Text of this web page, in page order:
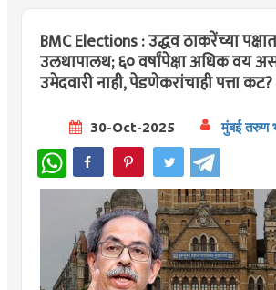
BMC Elections : उद्धव ठाकरेंच्या
उलथापालथ; ६० वर्षांपेक्षा अधिक वय
उमेदवारी नाही, पेडणेकरांचाही पत्ता कट?
30-Oct-2025 मुंबई तरुण
WhatsApp